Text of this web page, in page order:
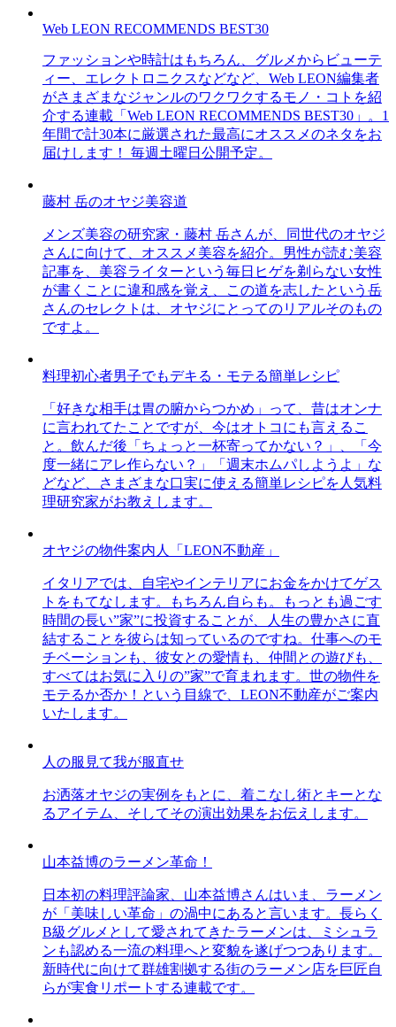
Web LEON RECOMMENDS BEST30
ファッションや時計はもちろん、グルメからビューテ
ィー、エレクトロニクスなどなど、Web LEON編集者
がさまざまなジャンルのワクワクするモノ・コトを紹
介する連載「Web LEON RECOMMENDS BEST30」。1
年間で計30本に厳選された最高にオススメのネタをお
届けします！ 毎週土曜日公開予定。
藤村 岳のオヤジ美容道
メンズ美容の研究家・藤村 岳さんが、同世代のオヤジ
さんに向けて、オススメ美容を紹介。男性が読む美容
記事を、美容ライターという毎日ヒゲを剃らない女性
が書くことに違和感を覚え、この道を志したという岳
さんのセレクトは、オヤジにとってのリアルそのもの
ですよ。
料理初心者男子でもデキる・モテる簡単レシピ
「好きな相手は胃の腑からつかめ」って、昔はオンナ
に言われてたことですが、今はオトコにも言えるこ
と。飲んだ後「ちょっと一杯寄ってかない？」、「今
度一緒にアレ作らない？」「週末ホムパしようよ」な
どなど、さまざまな口実に使える簡単レシピを人気料
理研究家がお教えします。
オヤジの物件案内人「LEON不動産」
イタリアでは、自宅やインテリアにお金をかけてゲス
トをもてなします。もちろん自らも。もっとも過ごす
時間の長い”家”に投資することが、人生の豊かさに直
結することを彼らは知っているのですね。仕事へのモ
チベーションも、彼女との愛情も、仲間との遊びも、
すべてはお気に入りの”家”で育まれます。世の物件を
モテるか否か！という目線で、LEON不動産がご案内
いたします。
人の服見て我が服直せ
お洒落オヤジの実例をもとに、着こなし術とキーとな
るアイテム、そしてその演出効果をお伝えします。
山本益博のラーメン革命！
日本初の料理評論家、山本益博さんはいま、ラーメン
が「美味しい革命」の渦中にあると言います。長らく
B級グルメとして愛されてきたラーメンは、ミシュラ
ンも認める一流の料理へと変貌を遂げつつあります。
新時代に向けて群雄割拠する街のラーメン店を巨匠自
らが実食リポートする連載です。